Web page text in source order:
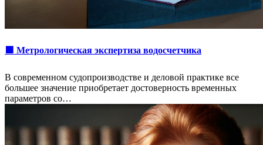
🟩 Метрологическая экспертиза водосчетчика
В современном судопроизводстве и деловой практике все
большее значение приобретает достоверность временных
параметров со…